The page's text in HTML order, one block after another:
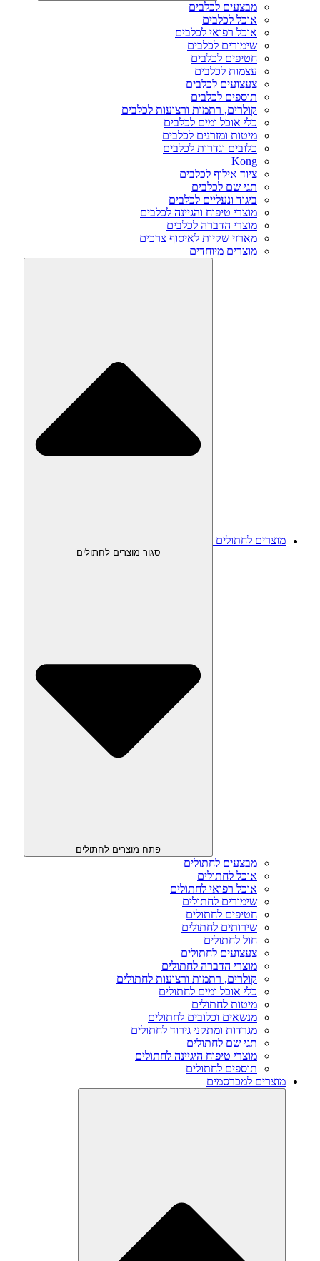
מבצעים לכלבים
אוכל לכלבים
אוכל רפואי לכלבים
שימורים לכלבים
חטיפים לכלבים
עצמות לכלבים
צעצועים לכלבים
תוספים לכלבים
קולרים, רתמות ורצועות לכלבים
כלי אוכל ומים לכלבים
מיטות ומזרנים לכלבים
כלובים וגדרות לכלבים
Kong
ציוד אילוף לכלבים
תגי שם לכלבים
ביגוד ונעליים לכלבים
מוצרי טיפוח והגיינה לכלבים
מוצרי הדברה לכלבים
מארזי שקיות לאיסוף צרכים
מוצרים מיוחדים
מוצרים לחתולים
סגור מוצרים לחתולים
פתח מוצרים לחתולים
מבצעים לחתולים
אוכל לחתולים
אוכל רפואי לחתולים
שימורים לחתולים
חטיפים לחתולים
שירותים לחתולים
חול לחתולים
צעצועים לחתולים
מוצרי הדברה לחתולים
קולרים, רתמות ורצועות לחתולים
כלי אוכל ומים לחתולים
מיטות לחתולים
מנשאים וכלובים לחתולים
מגרדות ומתקני גירוד לחתולים
תגי שם לחתולים
מוצרי טיפוח היגיינה לחתולים
תוספים לחתולים
מוצרים למכרסמים